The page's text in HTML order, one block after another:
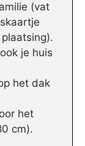
(vat
je huis
het dak
het
cm).